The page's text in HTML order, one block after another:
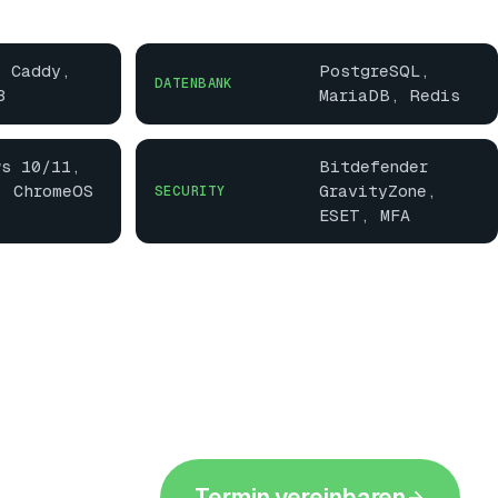
DATENBANK
PostgreSQL,
MariaDB, Redis
10/11,
ChromeOS
SECURITY
Bitdefender
GravityZone,
ESET, MFA